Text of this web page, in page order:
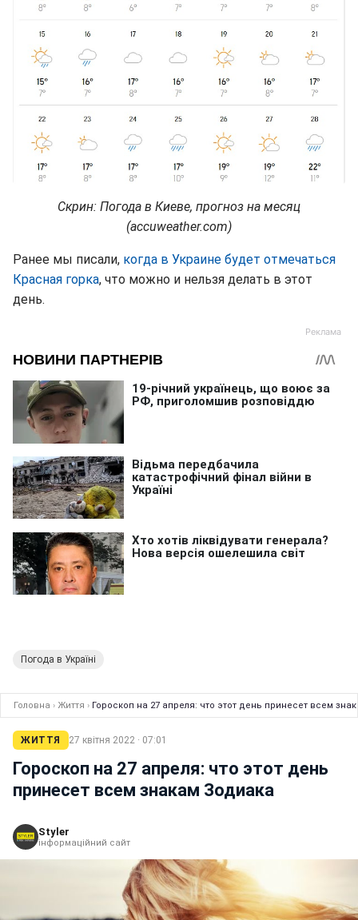
Скрин: Погода в Киеве, прогноз на месяц
(accuweather.com)
Ранее мы писали, когда в Украине будет отмечаться
Красная горка, что можно и нельзя делать в этот
день.
Погода в Україні
Головна › Життя › Гороскоп на 27 апреля: что этот день принесет всем
ЖИТТЯ 27 квітня 2022 · 07:01
Гороскоп на 27 апреля: что этот день
принесет всем знакам Зодиака
Styler
інформаційний сайт